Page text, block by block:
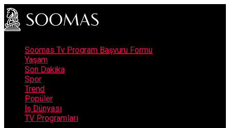
Soomas Tv Program Başvuru Formu
Yaşam
Son Dakika
Spor
Trend
Popüler
İş Dünyası
TV Programları